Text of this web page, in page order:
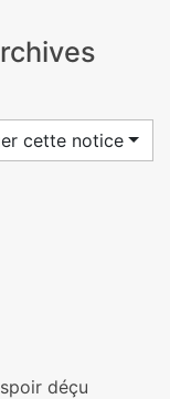
cette notice
déçu